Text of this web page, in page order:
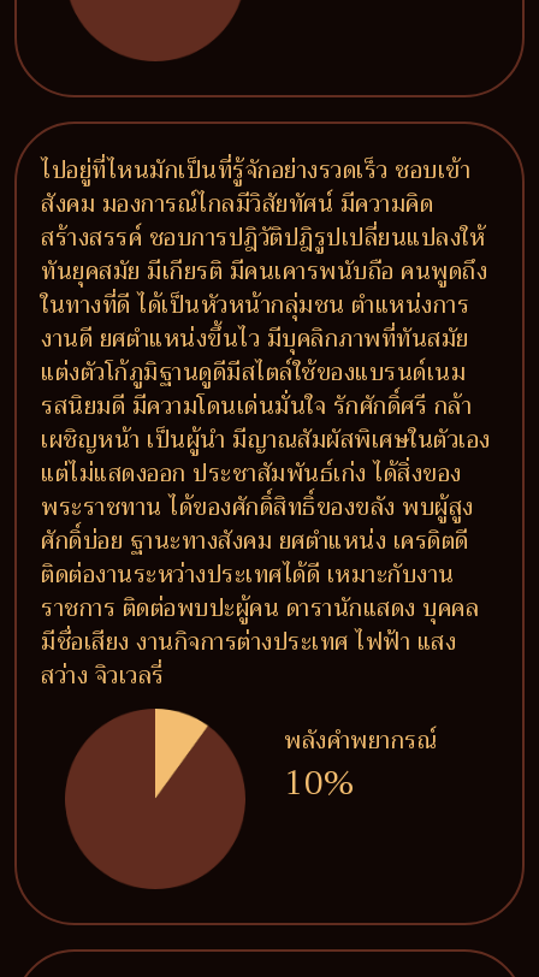
ไปอยู่ที่ไหนมักเป็นที่รู้จักอย่างรวดเร็ว ชอบเข้า
สังคม มองการณ์ไกลมีวิสัยทัศน์ มีความคิด
สร้างสรรค์ ชอบการปฎิวัติปฎิรูปเปลี่ยนแปลงให้
ทันยุคสมัย มีเกียรติ มีคนเคารพนับถือ คนพูดถึง
ในทางที่ดี ได้เป็นหัวหน้ากลุ่มชน ตำแหน่งการ
งานดี ยศตำแหน่งขึ้นไว มีบุคลิกภาพที่ทันสมัย
แต่งตัวโก้ภูมิฐานดูดีมีสไตล์ใช้ของแบรนด์เนม
รสนิยมดี มีความโดนเด่นมั่นใจ รักศักดิ์ศรี กล้า
เผชิญหน้า เป็นผู้นำ มีญาณสัมผัสพิเศษในตัวเอง
แต่ไม่แสดงออก ประชาสัมพันธ์เก่ง ได้สิ่งของ
พระราชทาน ได้ของศักดิ์สิทธิ์ของขลัง พบผู้สูง
ศักดิ์บ่อย ฐานะทางสังคม ยศตำแหน่ง เครดิตดี
ติดต่องานระหว่างประเทศได้ดี เหมาะกับงาน
ราชการ ติดต่อพบปะผู้คน ดารานักแสดง บุคคล
มีชื่อเสียง งานกิจการต่างประเทศ ไฟฟ้า แสง
สว่าง จิวเวลรี่
พลังคำพยากรณ์
10%